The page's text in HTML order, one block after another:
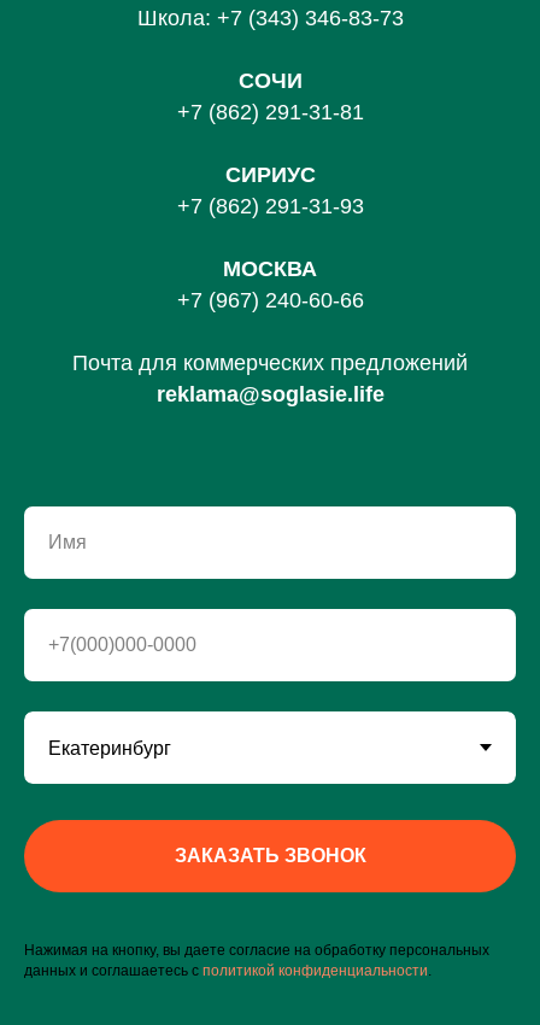
Школа: +7 (343) 346-83-73
СОЧИ
+7 (862) 291-31-81
СИРИУС
+7 (862) 291-31-93
МОСКВА
+7 (967) 240-60-66
Почта для коммерческих предложений
reklama@soglasie.life
Имя
+7(000)000-0000
ЗАКАЗАТЬ ЗВОНОК
Нажимая на кнопку, вы даете согласие на обработку персональных
данных и соглашаетесь c политикой конфиденциальности